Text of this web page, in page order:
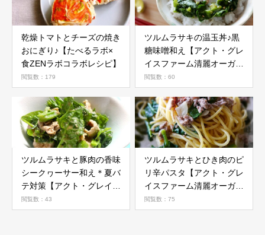
乾燥トマトとチーズの焼き
おにぎり♪【たべるラボ×
食ZENラボコラボレシピ】
閲覧数：179
ツルムラサキの温玉丼♪黒
糖味噌和え【アクト・グレ
イスファーム清麗オーガニ
ック野菜活用レシピ】
閲覧数：60
ツルムラサキと豚肉の香味
シークヮーサー和え＊夏バ
テ対策【アクト・グレイス
ファーム清麗オーガニック
野菜活用レシピ】
閲覧数：43
ツルムラサキとひき肉のピ
リ辛パスタ【アクト・グレ
イスファーム清麗オーガニ
ック野菜活用レシピ】
閲覧数：75